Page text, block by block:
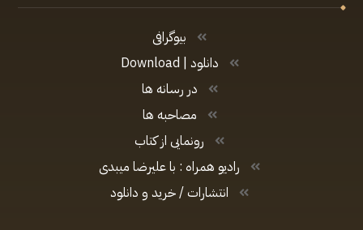
بیوگرافی
دانلود | Download
در رسانه ها
مصاحبه ها
رونمایی از کتاب
رادیو همراه : با علیرضا میبدی
انتشارات / خرید و دانلود